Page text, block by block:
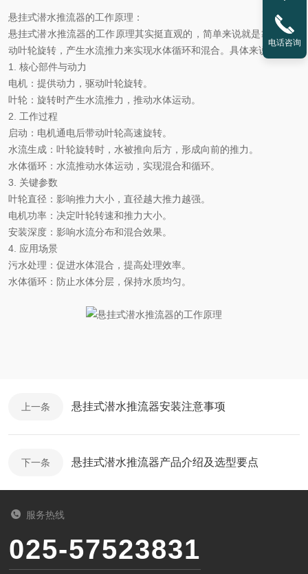
悬挂式潜水推流器的工作原理 ：
悬挂式潜水推流器的工作原理其实挺直观的，简单来说就是靠电机驱
动叶轮旋转，产生水流推力来实现水体循环和混合。具体来说：
1. ‌ 核心部件与动力
电机 ：提供动力，驱动叶轮旋转。
叶轮 ：旋转时产生水流推力，推动水体运动。
2. ‌ 工作过程
启动 ：电机通电后带动叶轮高速旋转。
水流生成 ：叶轮旋转时，水被推向后方，形成向前的推力。
水体循环 ：水流推动水体运动，实现混合和循环。
3. ‌ 关键参数
叶轮直径 ：影响推力大小，直径越大推力越强。
电机功率 ：决定叶轮转速和推力大小。
安装深度 ：影响水流分布和混合效果。
4. ‌ 应用场景
污水处理 ：促进水体混合，提高处理效率。
水体循环 ：防止水体分层，保持水质均匀。
上一条 悬挂式潜水推流器安装注意事项
下一条 悬挂式潜水推流器产品介绍及选型要点
服务热线
025-57523831
电话咨询